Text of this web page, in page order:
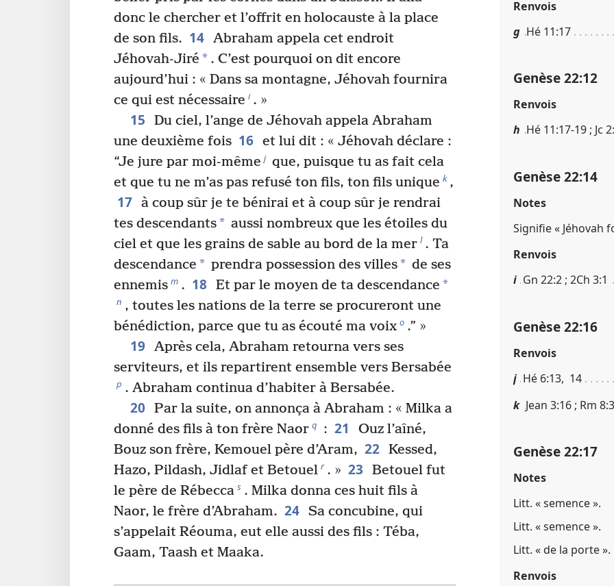
donc le chercher et l’offrit en holocauste à la place
de son fils. 14 Abraham appela cet endroit
Jéhovah-Jiré * . C’est pourquoi on dit encore
aujourd’hui : « Dans sa montagne, Jéhovah fournira
ce qui est nécessaire i . »
15
Du ciel, l’ange de Jéhovah appela Abraham
une deuxième fois 16 et lui dit : « Jéhovah déclare :
“Je jure par moi-même j que, puisque tu as fait cela
et que tu ne m’as pas refusé ton fils, ton fils unique k ,
17 à coup sûr je te bénirai et à coup sûr je rendrai
tes descendants* aussi nombreux que les étoiles du
ciel et que les grains de sable au bord de la mer l . Ta
descendance * prendra possession des villes* de ses
ennemis m . 18 Et par le moyen de ta descendance *
n , toutes les nations de la terre se procureront une
bénédiction, parce que tu as écouté ma voix o .” »
19 Après cela, Abraham retourna vers ses
serviteurs, et ils repartirent ensemble vers Bersabée
p . Abraham continua d’habiter à Bersabée.
20 Par la suite, on annonça à Abraham : « Milka a
donné des fils à ton frère Naor q : 21
Ouz l’aîné,
Bouz son frère, Kemouel père d’Aram, 22 Kessed,
Hazo, Pildash, Jidlaf et Betouel r . » 23
Betouel fut
le père de Rébecca s . Milka donna ces huit fils à
Naor, le frère d’Abraham. 24 Sa concubine, qui
s’appelait Réouma, eut elle aussi des fils : Téba,
Gaam, Taash et Maaka.
Renvois
g Hé 11​:​17
Genèse 22​:​12
Renvois
h Hé 11​:​17-19 ; Jc
Genèse 22​:​14
Notes
Signifie « Jéhovah
Renvois
i Gn 22​:​2 ; 2Ch 3​:​1
Genèse 22​:​16
Renvois
j Hé 6​:​13, 14
k Jean 3​:​16 ; Rm
Genèse 22​:​17
Notes
Litt. « semence ».
Litt. « semence ».
Litt. « de la porte ».
Renvois